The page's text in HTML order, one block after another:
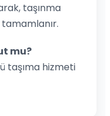
taşınma
mu?
taşıma hizmeti